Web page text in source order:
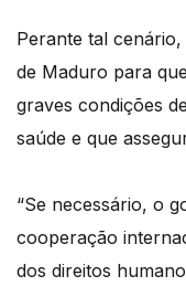
Perante tal
de Maduro para
graves condições
saúde e que
“Se necessário, o
cooperação
dos direitos